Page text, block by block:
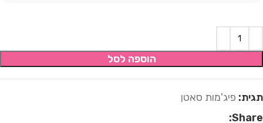
הוספה לסל
תגית: פיג'מות סאטן
Share: